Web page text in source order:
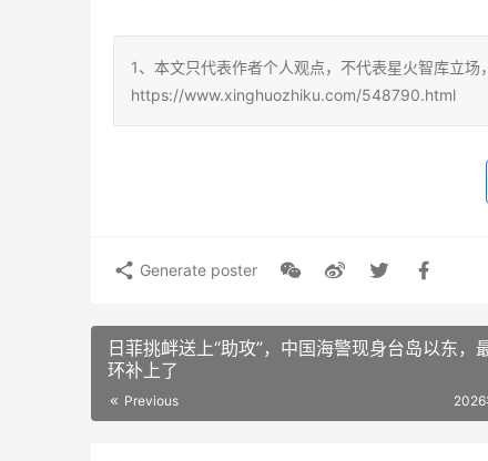
1、本文只代表作者个人观点，不代表星火智库立
https://www.xinghuozhiku.com/548790.html
Generate poster
日菲挑衅送上“助攻”，中国海警现身台岛以东，
环补上了
Previous 2026